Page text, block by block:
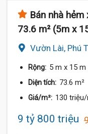
Bán nhà hẻm
73.6 m² (5m x
Vườn Lài, Phú
Rộng: 5 m x 15 m
Diện tích: 73.6 m²
Giá/m²: 130 triệu/
9 tỷ 800 triệu